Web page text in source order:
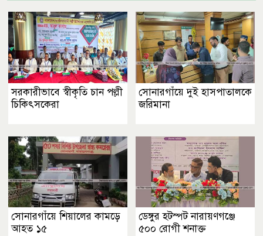
সরকারীভাবে স্বীকৃতি চান পল্লী
চিকিৎসকেরা
সোনারগাঁয়ে দুই হাসপাতালকে
জরিমানা
সোনারগাঁয়ে শিয়ালের কামড়ে
আহত ১৫
ডেঙ্গুর হটস্পট নারায়ণগঞ্জে
৫০০ রোগী শনাক্ত